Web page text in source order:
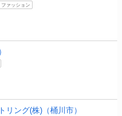
ファッション
リング(株)（桶川市）